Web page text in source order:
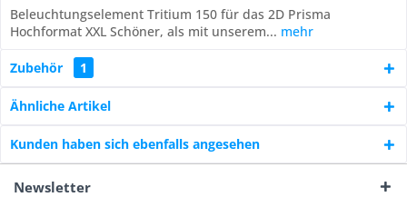
Beleuchtungselement Tritium 150 für das 2D Prisma
Hochformat XXL Schöner, als mit unserem... mehr
Zubehör 1
Ähnliche Artikel
Kunden haben sich ebenfalls angesehen
Newsletter